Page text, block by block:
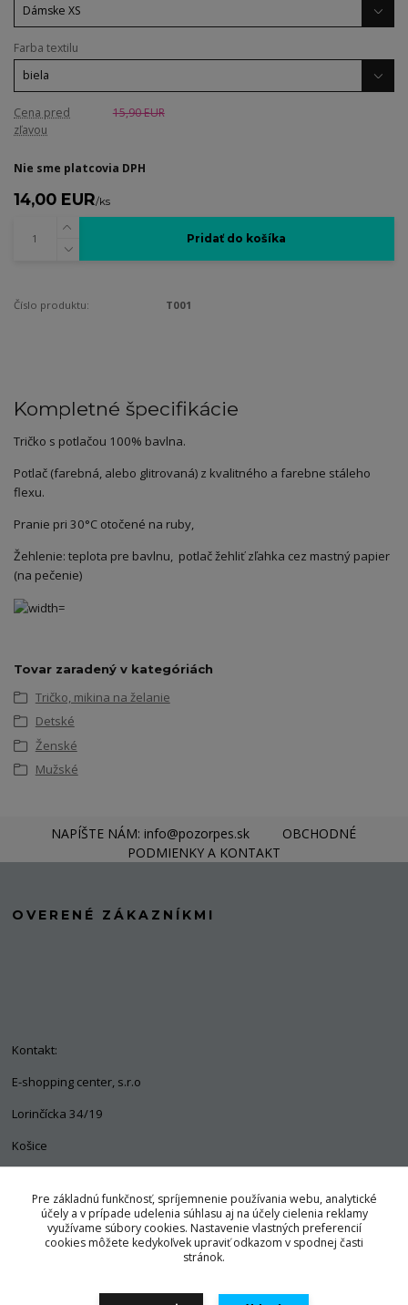
Farba textilu
Cena pred
zľavou
15,90 EUR
Nie sme platcovia DPH
14,00 EUR/ks
Pridať do košíka
Číslo produktu: T001
Kompletné špecifikácie
Tričko s potlačou 100% bavlna.
Potlač (farebná, alebo glitrovaná) z kvalitného a farebne stáleho
flexu.
Pranie pri 30°C otočené na ruby,
Žehlenie: teplota pre bavlnu, potlač žehliť zľahka cez mastný papier
(na pečenie)
Tovar zaradený v kategóriách
Tričko, mikina na želanie
Detské
Ženské
Mužské
NAPÍŠTE NÁM: info@pozorpes.sk
OBCHODNÉ
PODMIENKY A KONTAKT
OVERENÉ ZÁKAZNÍKMI
Kontakt:
E-shopping center, s.r.o
Lorinčícka 34/19
Košice
+421 903 563 637
info@pozorpes.sk
Pre základnú funkčnosť, spríjemnenie používania webu, analytické
účely a v prípade udelenia súhlasu aj na účely cielenia reklamy
využívame súbory cookies. Nastavenie vlastných preferencií
cookies môžete kedykoľvek upraviť odkazom v spodnej časti
stránok.